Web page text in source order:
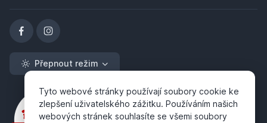
Přepnout režim
Tyto webové stránky používají soubory cookie ke
zlepšení uživatelského zážitku. Používáním našich
webových stránek souhlasíte se všemi soubory